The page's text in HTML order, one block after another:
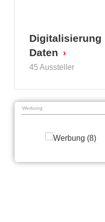
Digitalisierung
Daten
45 Aussteller
Werbung